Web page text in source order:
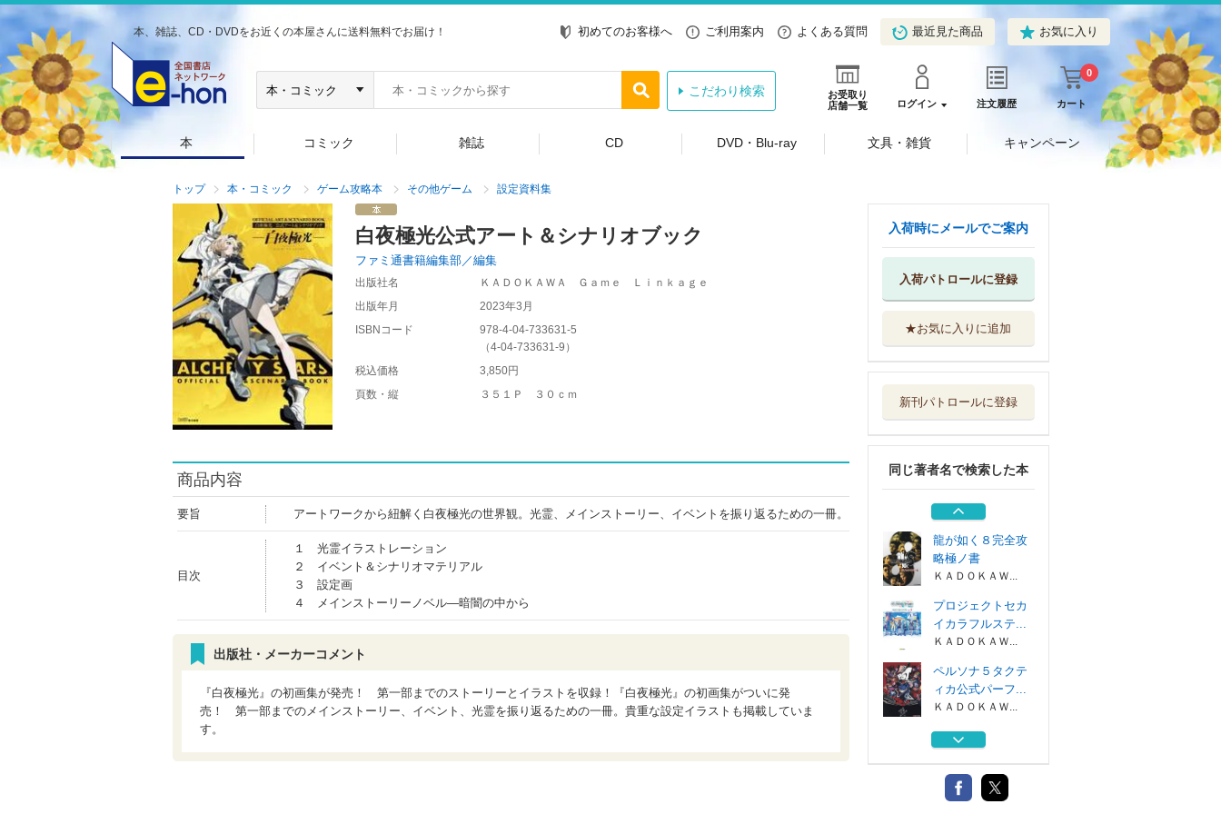
本、雑誌、CD・DVDをお近くの本屋さんに送料無料でお届け！ 初めてのお客様へ ご利用案内 よくある質問 最近見た商品 お気に入り
お受取り
店舗一覧
ログイン 注文履歴 カート
0
こだわり検索
本 コミック 雑誌 CD DVD・Blu-ray 文具・雑貨 キャンペーン
トップ 本・コミック ゲーム攻略本 その他ゲーム 設定資料集
白夜極光公式アート＆シナリオブック
ファミ通書籍編集部／編集
出版社名
ＫＡＤＯＫＡＷＡ Ｇａｍｅ Ｌｉｎｋａｇｅ
出版年月
2023年3月
ISBNコード
978-4-04-733631-5
（4-04-733631-9 ）
税込価格
3,850円
頁数・縦
３５１Ｐ ３０ｃｍ
商品内容
要旨 アートワークから紐解く白夜極光の世界観。光霊、メインストーリー、イベントを振り返るための一冊。
目次
１ 光霊イラストレーション
２ イベント＆シナリオマテリアル
３ 設定画
４ メインストーリーノベル―暗闇の中から
出版社・メーカーコメント
『白夜極光』の初画集が発売！ 第一部までのストーリーとイラストを収録！『白夜極光』の初画集がついに発
売！ 第一部までのメインストーリー、イベント、光霊を振り返るための一冊。貴重な設定イラストも掲載していま
す。
入荷時にメールでご案内
入荷パトロールに登録
★お気に入りに追加
新刊パトロールに登録
同じ著者名で検索した本
ペルソナ５タクテ
ィカ公式パーフ...
桃太郎電鉄ワール
ＫＡＤＯＫＡＷ...
ＰＩＫＭＩＮ４パ
ーフェクトガイド
ＫＡＤＯＫＡＷ...
龍が如く８完全攻
略極ノ書
ＫＡＤＯＫＡＷ...
プロジェクトセカ
イカラフルステ...
ＫＡＤＯＫＡＷ...
ペルソナ５タクテ
ィカ公式パーフ...
ＫＡＤＯＫＡＷ...
桃太郎電鉄ワール
ＫＡＤＯＫＡＷ...
ＰＩＫＭＩＮ４パ